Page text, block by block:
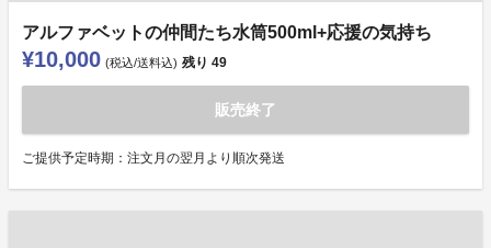
アルファベットの仲間たち水筒500ml+応援の気持ち
¥10,000 (税込/送料込) 残り 49
販売終了
ご提供予定時期：注文月の翌月より順次発送